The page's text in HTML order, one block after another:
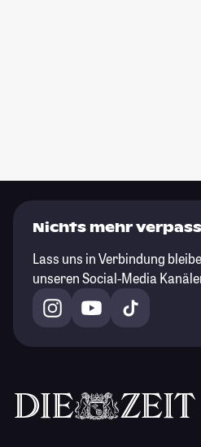
Nichts mehr
Lass uns in Verbindung
unseren Social-Media